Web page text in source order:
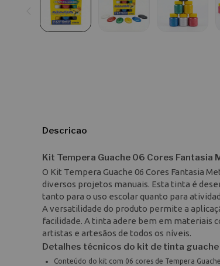
Descricao
Kit Tempera Guache 06 Cores Fantasia
O Kit Tempera Guache 06 Cores Fantasia
diversos projetos manuais. Esta tinta é
tanto para o uso escolar quanto para
A versatilidade do produto permite a
facilidade. A tinta adere bem em materiais
artistas e artesãos de todos os níveis.
Detalhes técnicos do kit de tinta guache
Conteúdo do kit com 06 cores de Tempera